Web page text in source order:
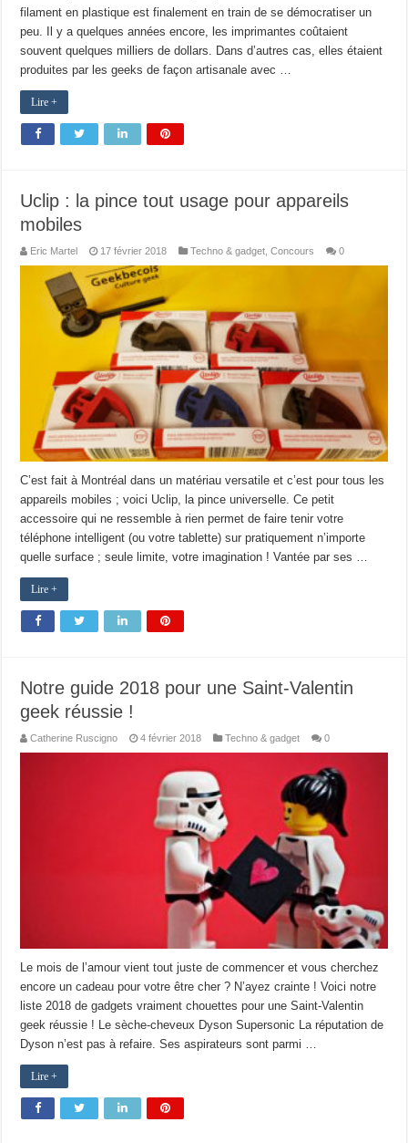
filament en plastique est finalement en train de se démocratiser un
peu. Il y a quelques années encore, les imprimantes coûtaient
souvent quelques milliers de dollars. Dans d’autres cas, elles étaient
produites par les geeks de façon artisanale avec …
Lire +
Uclip : la pince tout usage pour appareils
mobiles
Eric Martel 17 février 2018 Techno & gadget ,Concours 0
C’est fait à Montréal dans un matériau versatile et c’est pour tous les
appareils mobiles ; voici Uclip, la pince universelle. Ce petit
accessoire qui ne ressemble à rien permet de faire tenir votre
téléphone intelligent (ou votre tablette) sur pratiquement n’importe
quelle surface ; seule limite, votre imagination ! Vantée par ses …
Lire +
Notre guide 2018 pour une Saint-Valentin
geek réussie !
Catherine Ruscigno 4 février 2018 Techno & gadget 0
Le mois de l’amour vient tout juste de commencer et vous cherchez
encore un cadeau pour votre être cher ? N’ayez crainte ! Voici notre
liste 2018 de gadgets vraiment chouettes pour une Saint-Valentin
geek réussie ! Le sèche-cheveux Dyson Supersonic La réputation de
Dyson n’est pas à refaire. Ses aspirateurs sont parmi …
Lire +